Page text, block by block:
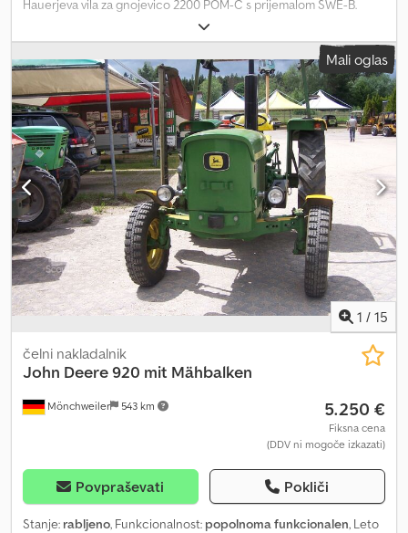
Hauerjeva vila za gnojevico 2200 POM-C s prijemalom SWE-B.
Robustna izvedba je idealna za nakladanje in transport gnojevice,
silaže, pokošene trave in drugega razsutega materiala. Oprema:
Delovna širina: 2.200 mm Prijemalo: Hauer SWE-B Robustna
jeklena konstrukcija Csdpfozqwi Usx Ahfeha Kakovostna
praškasta barva v barvi Hauer-oranžna 12 stabilnih, dolgotrajnih
zob Idealna za sprednje nakladalnike v kmetijski rabi Skladiščno
vozilo – na voljo takoj
Mali oglas
1 / 15
Mönchweiler 543 km
čelni nakladalnik
John Deere920 mit Mähbalken
5.250 €
Fiksna cena
(DDV ni mogoče izkazati)
Povpraševati Pokliči
Stanje: rabljeno, Funkcionalnost: popolnoma funkcionalen, Leto